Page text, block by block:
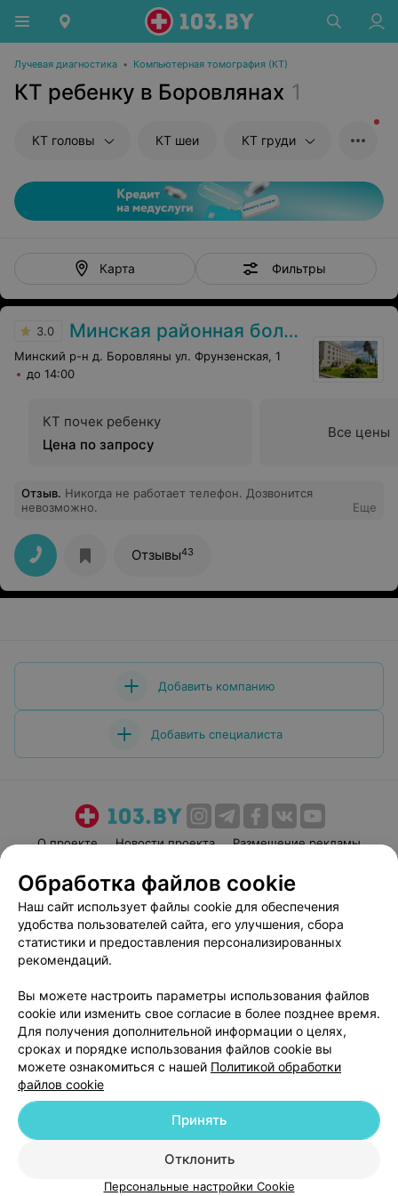
Лучевая диагностика • Компьютерная томография (КТ)
КТ ребенку в Боровлянах 1
КТ головы КТ шеи КТ груди
Карта Фильтры
3.0 Минская районная больница
Минский р-н д. Боровляны ул. Фрунзенская, 1
до 14:00
КТ почек ребенку
Цена по запросу
Все цены
Отзыв. Никогда не работает телефон. Дозвонится
невозможно.
Еще
Отзывы43
Добавить компанию
Добавить специалиста
О проекте Новости проекта
Размещение рекламы
Пользовательское соглашение
Способы оплаты
Вакансии
Партнеры
Написать руководителю 103.by
Персональные настройки cookie
Обработка персональных данных
© 2026 ООО «Артокс Лаб», УНП 191700409| 220012, Республика Беларусь,
г. Минск, улица Толбухина, 2, пом. 16 | help@103.by
Служба поддержки +375 291212755
Обработка файлов cookie
Наш сайт использует файлы cookie для обеспечения
удобства пользователей сайта, его улучшения, сбора
статистики и предоставления персонализированных
рекомендаций.
Вы можете настроить параметры использования файлов
cookie или изменить свое согласие в более позднее время.
Для получения дополнительной информации о целях,
сроках и порядке использования файлов cookie вы
можете ознакомиться с нашей Политикой обработки
файлов cookie
Отклонить
Принять
Персональные настройки Cookie